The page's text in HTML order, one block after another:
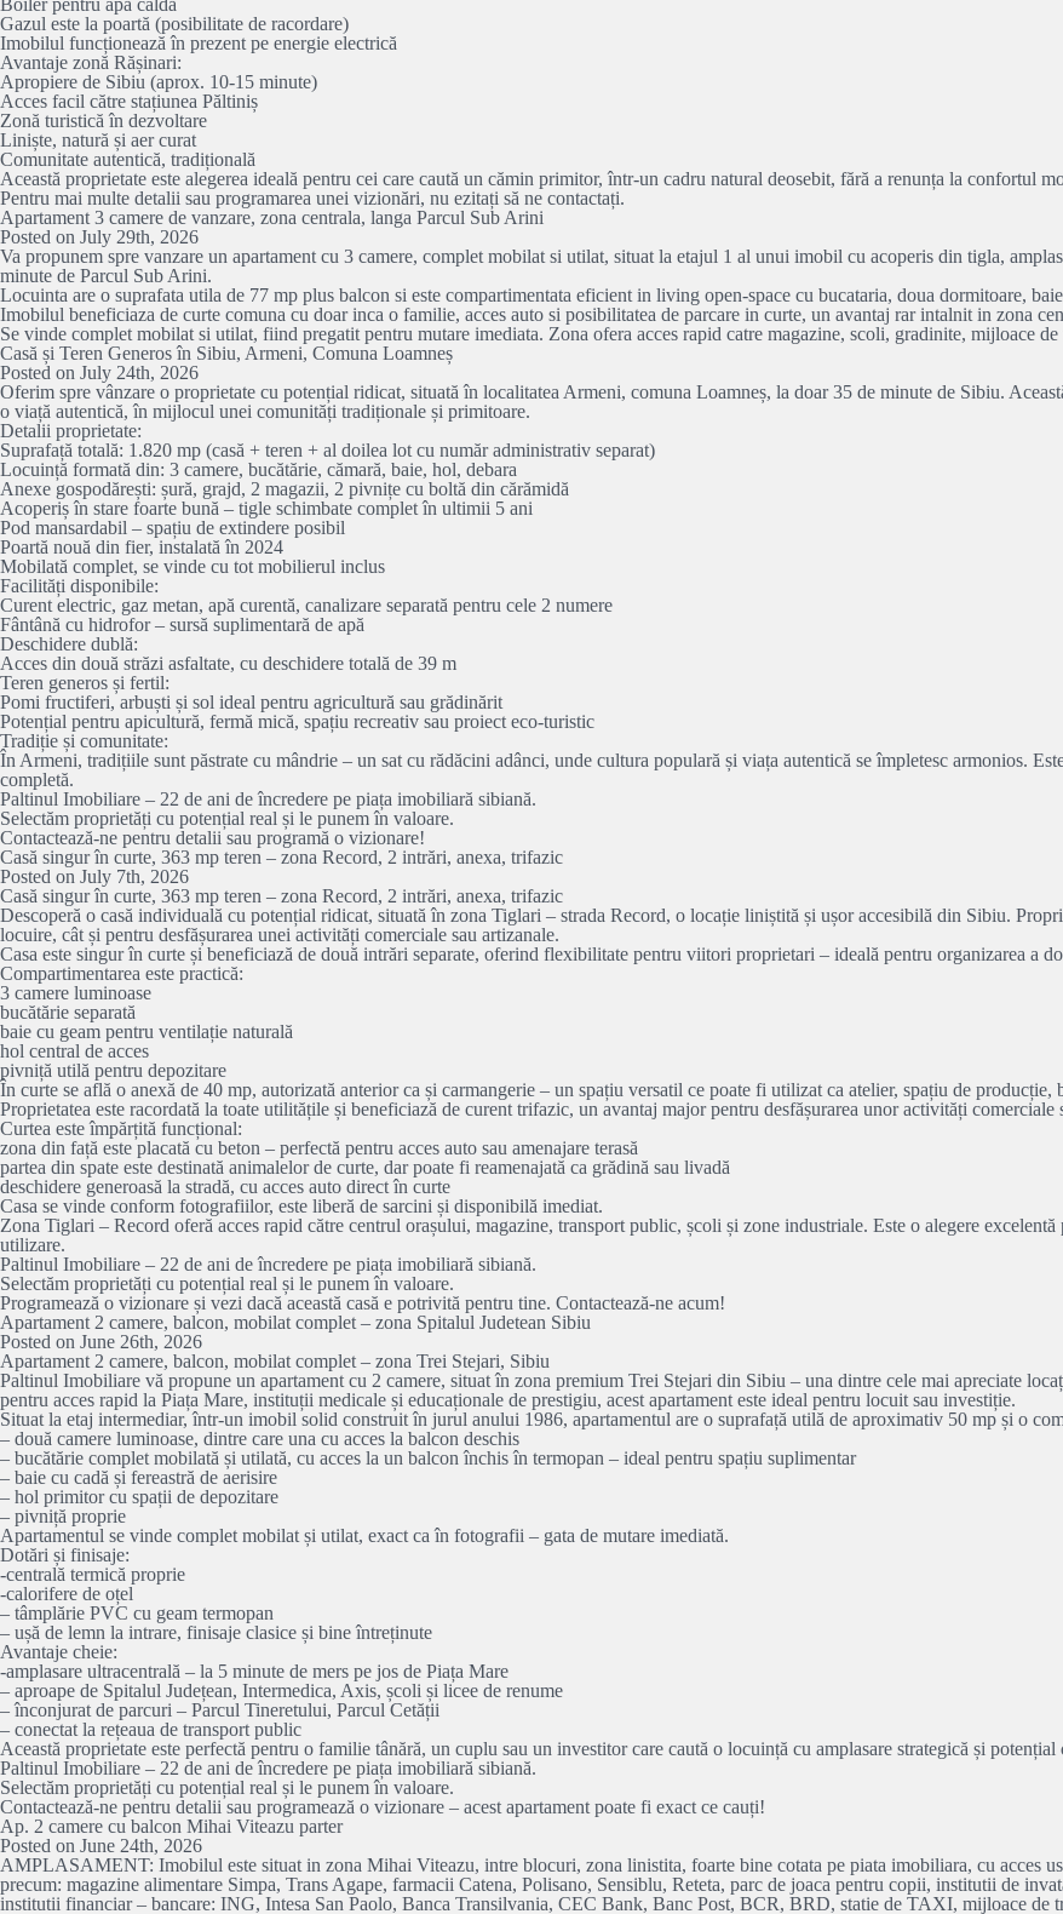
Boiler pentru apă caldă
Gazul este la poartă (posibilitate de racordare)
Imobilul funcționează în prezent pe energie electrică
Avantaje zonă Rășinari:
Apropiere de Sibiu (aprox. 10-15 minute)
Acces facil către stațiunea Păltiniș
Zonă turistică în dezvoltare
Liniște, natură și aer curat
Comunitate autentică, tradițională
Această proprietate este alegerea ideală pentru cei care caută un cămin primitor, într-un cadru natural deosebit, fără a renunța la confortul
Pentru mai multe detalii sau programarea unei vizionări, nu ezitați să ne contactați.
Apartament 3 camere de vanzare, zona centrala, langa Parcul Sub Arini
Posted on July 29th, 2026
Va propunem spre vanzare un apartament cu 3 camere, complet mobilat si utilat, situat la etajul 1 al unui imobil cu acoperis din tigla,
minute de Parcul Sub Arini.
Locuinta are o suprafata utila de 77 mp plus balcon si este compartimentata eficient in living open-space cu bucataria, doua dormitoare,
Imobilul beneficiaza de curte comuna cu doar inca o familie, acces auto si posibilitatea de parcare in curte, un avantaj rar intalnit in zona
Se vinde complet mobilat si utilat, fiind pregatit pentru mutare imediata. Zona ofera acces rapid catre magazine, scoli, gradinite, mijloace
Casă și Teren Generos în Sibiu, Armeni, Comuna Loamneș
Posted on July 24th, 2026
Oferim spre vânzare o proprietate cu potențial ridicat, situată în localitatea Armeni, comuna Loamneș, la doar 35 de minute de Sibiu.
o viață autentică, în mijlocul unei comunități tradiționale și primitoare.
Detalii proprietate:
Suprafață totală: 1.820 mp (casă + teren + al doilea lot cu număr administrativ separat)
Locuință formată din: 3 camere, bucătărie, cămară, baie, hol, debara
Anexe gospodărești: șură, grajd, 2 magazii, 2 pivnițe cu boltă din cărămidă
Acoperiș în stare foarte bună – tigle schimbate complet în ultimii 5 ani
Pod mansardabil – spațiu de extindere posibil
Poartă nouă din fier, instalată în 2024
Mobilată complet, se vinde cu tot mobilierul inclus
Facilități disponibile:
Curent electric, gaz metan, apă curentă, canalizare separată pentru cele 2 numere
Fântână cu hidrofor – sursă suplimentară de apă
Deschidere dublă:
Acces din două străzi asfaltate, cu deschidere totală de 39 m
Teren generos și fertil:
Pomi fructiferi, arbuști și sol ideal pentru agricultură sau grădinărit
Potențial pentru apicultură, fermă mică, spațiu recreativ sau proiect eco-turistic
Tradiție și comunitate:
În Armeni, tradițiile sunt păstrate cu mândrie – un sat cu rădăcini adânci, unde cultura populară și viața autentică se împletesc armonios.
completă.
Paltinul Imobiliare – 22 de ani de încredere pe piața imobiliară sibiană.
Selectăm proprietăți cu potențial real și le punem în valoare.
Contactează-ne pentru detalii sau programă o vizionare!
Casă singur în curte, 363 mp teren – zona Record, 2 intrări, anexa, trifazic
Posted on July 7th, 2026
Casă singur în curte, 363 mp teren – zona Record, 2 intrări, anexa, trifazic
Descoperă o casă individuală cu potențial ridicat, situată în zona Tiglari – strada Record, o locație liniștită și ușor accesibilă din Sibiu.
locuire, cât și pentru desfășurarea unei activități comerciale sau artizanale.
Casa este singur în curte și beneficiază de două intrări separate, oferind flexibilitate pentru viitori proprietari – ideală pentru organizarea a
Compartimentarea este practică:
3 camere luminoase
bucătărie separată
baie cu geam pentru ventilație naturală
hol central de acces
pivniță utilă pentru depozitare
În curte se află o anexă de 40 mp, autorizată anterior ca și carmangerie – un spațiu versatil ce poate fi utilizat ca atelier, spațiu de producție,
Proprietatea este racordată la toate utilitățile și beneficiază de curent trifazic, un avantaj major pentru desfășurarea unor activități
Curtea este împărțită funcțional:
zona din față este placată cu beton – perfectă pentru acces auto sau amenajare terasă
partea din spate este destinată animalelor de curte, dar poate fi reamenajată ca grădină sau livadă
deschidere generoasă la stradă, cu acces auto direct în curte
Casa se vinde conform fotografiilor, este liberă de sarcini și disponibilă imediat.
Zona Tiglari – Record oferă acces rapid către centrul orașului, magazine, transport public, școli și zone industriale. Este o alegere
utilizare.
Paltinul Imobiliare – 22 de ani de încredere pe piața imobiliară sibiană.
Selectăm proprietăți cu potențial real și le punem în valoare.
Programează o vizionare și vezi dacă această casă e potrivită pentru tine. Contactează-ne acum!
Apartament 2 camere, balcon, mobilat complet – zona Spitalul Judetean Sibiu
Posted on June 26th, 2026
Apartament 2 camere, balcon, mobilat complet – zona Trei Stejari, Sibiu
Paltinul Imobiliare vă propune un apartament cu 2 camere, situat în zona premium Trei Stejari din Sibiu – una dintre cele mai apreciate
pentru acces rapid la Piața Mare, instituții medicale și educaționale de prestigiu, acest apartament este ideal pentru locuit sau investiție.
Situat la etaj intermediar, într-un imobil solid construit în jurul anului 1986, apartamentul are o suprafață utilă de aproximativ 50 mp și o
– două camere luminoase, dintre care una cu acces la balcon deschis
– bucătărie complet mobilată și utilată, cu acces la un balcon închis în termopan – ideal pentru spațiu suplimentar
– baie cu cadă și fereastră de aerisire
– hol primitor cu spații de depozitare
– pivniță proprie
Apartamentul se vinde complet mobilat și utilat, exact ca în fotografii – gata de mutare imediată.
Dotări și finisaje:
-centrală termică proprie
-calorifere de oțel
– tâmplărie PVC cu geam termopan
– ușă de lemn la intrare, finisaje clasice și bine întreținute
Avantaje cheie:
-amplasare ultracentrală – la 5 minute de mers pe jos de Piața Mare
– aproape de Spitalul Județean, Intermedica, Axis, școli și licee de renume
– înconjurat de parcuri – Parcul Tineretului, Parcul Cetății
– conectat la rețeaua de transport public
Această proprietate este perfectă pentru o familie tânără, un cuplu sau un investitor care caută o locuință cu amplasare strategică și potențial
Paltinul Imobiliare – 22 de ani de încredere pe piața imobiliară sibiană.
Selectăm proprietăți cu potențial real și le punem în valoare.
Contactează-ne pentru detalii sau programează o vizionare – acest apartament poate fi exact ce cauți!
Ap. 2 camere cu balcon Mihai Viteazu parter
Posted on June 24th, 2026
AMPLASAMENT: Imobilul este situat in zona Mihai Viteazu, intre blocuri, zona linistita, foarte bine cotata pe piata imobiliara, cu acces
precum: magazine alimentare Simpa, Trans Agape, farmacii Catena, Polisano, Sensiblu, Reteta, parc de joaca pentru copii, institutii de
institutii financiar – bancare: ING, Intesa San Paolo, Banca Transilvania, CEC Bank, Banc Post, BCR, BRD, statie de TAXI, mijloace de